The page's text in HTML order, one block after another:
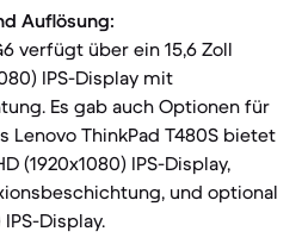
Auflösung:
verfügt über ein 15,6 Zoll
IPS-Display mit
Es gab auch Optionen für
Lenovo ThinkPad T480S bietet
(1920x1080) IPS-Display,
und optional
Display.